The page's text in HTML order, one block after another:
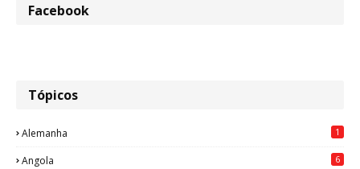
Facebook
Tópicos
Alemanha 1
Angola 6